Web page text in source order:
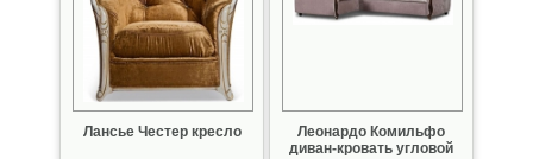
Лансье Честер кресло
Леонардо Комильфо
диван-кровать угловой